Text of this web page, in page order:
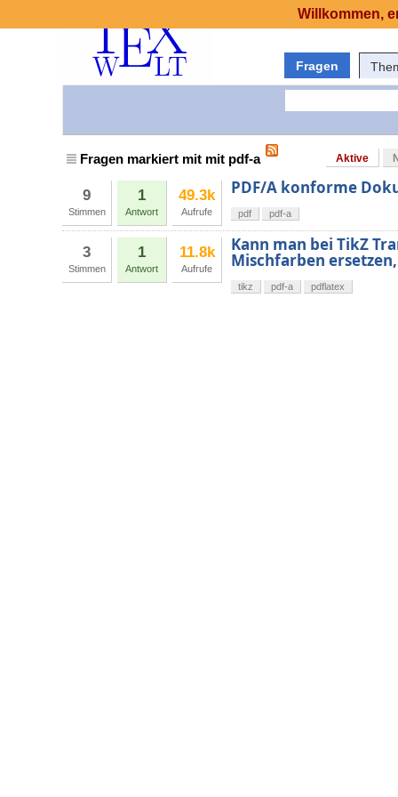
Fragen
Fragen markiert mit mit pdf-a Aktive
9
Stimmen
1
Antwort
49.3k
Aufrufe
PDF/A konforme
pdf pdf-a
3
Stimmen
1
Antwort
11.8k
Aufrufe
Kann man bei TikZ
Mischfarben
tikz pdf-a pdflatex
Willkommen,